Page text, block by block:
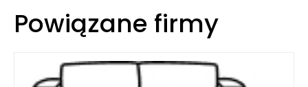
Powiązane firmy